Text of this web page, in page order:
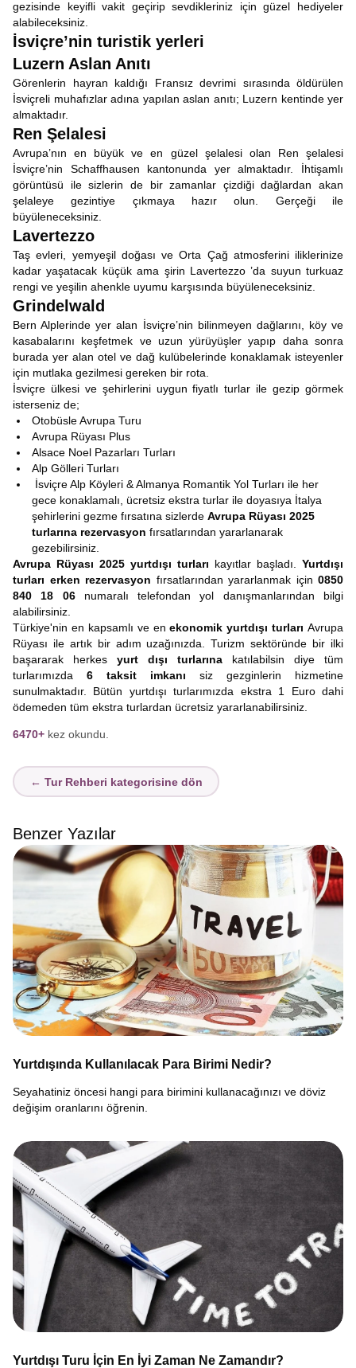
gezisinde keyifli vakit geçirip sevdikleriniz için güzel hediyeler
alabileceksiniz.
İsviçre’nin turistik yerleri
Luzern Aslan Anıtı
Görenlerin hayran kaldığı Fransız devrimi sırasında öldürülen
İsviçreli muhafızlar adına yapılan aslan anıtı; Luzern kentinde yer
almaktadır.
Ren Şelalesi
Avrupa’nın en büyük ve en güzel şelalesi olan Ren şelalesi
İsviçre’nin Schaffhausen kantonunda yer almaktadır. İhtişamlı
görüntüsü ile sizlerin de bir zamanlar çizdiği dağlardan akan
şelaleye gezintiye çıkmaya hazır olun. Gerçeği ile
büyüleneceksiniz.
Lavertezzo
Taş evleri, yemyeşil doğası ve Orta Çağ atmosferini iliklerinize
kadar yaşatacak küçük ama şirin Lavertezzo ’da suyun turkuaz
rengi ve yeşilin ahenkle uyumu karşısında büyüleneceksiniz.
Grindelwald
Bern Alplerinde yer alan İsviçre’nin bilinmeyen dağlarını, köy ve
kasabalarını keşfetmek ve uzun yürüyüşler yapıp daha sonra
burada yer alan otel ve dağ kulübelerinde konaklamak isteyenler
için mutlaka gezilmesi gereken bir rota.
İsviçre ülkesi ve şehirlerini uygun fiyatlı turlar ile gezip görmek
isterseniz de;
Otobüsle Avrupa Turu
Avrupa Rüyası Plus
Alsace Noel Pazarları Turları
Alp Gölleri Turları
İsviçre Alp Köyleri & Almanya Romantik Yol Turları ile her
gece konaklamalı, ücretsiz ekstra turlar ile doyasıya İtalya
şehirlerini gezme fırsatına sizlerde Avrupa Rüyası 2025
turlarına rezervasyon fırsatlarından yararlanarak
gezebilirsiniz.
Avrupa Rüyası 2025 yurtdışı turları kayıtlar başladı.
Yurtdışı
turları erken rezervasyon fırsatlarından yararlanmak için 0850
840 18 06 numaralı telefondan yol danışmanlarından bilgi
alabilirsiniz.
Türkiye'nin en kapsamlı ve enekonomik yurtdışı turları Avrupa
Rüyası ile artık bir adım uzağınızda. Turizm sektöründe bir ilki
başararak herkes yurt dışı turlarına katılabilsin diye tüm
turlarımızda 6 taksit imkanı siz gezginlerin hizmetine
sunulmaktadır. Bütün yurtdışı turlarımızda ekstra 1 Euro dahi
ödemeden tüm ekstra turlardan ücretsiz yararlanabilirsiniz.
6470+ kez okundu.
← Tur Rehberi kategorisine dön
Benzer Yazılar
Yurtdışında Kullanılacak Para Birimi Nedir?
Seyahatiniz öncesi hangi para birimini kullanacağınızı ve döviz
değişim oranlarını öğrenin.
Yurtdışı Turu İçin En İyi Zaman Ne Zamandır?